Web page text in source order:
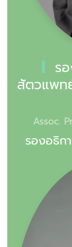
ร
สัตวแพ
Assoc.
รองอธิก